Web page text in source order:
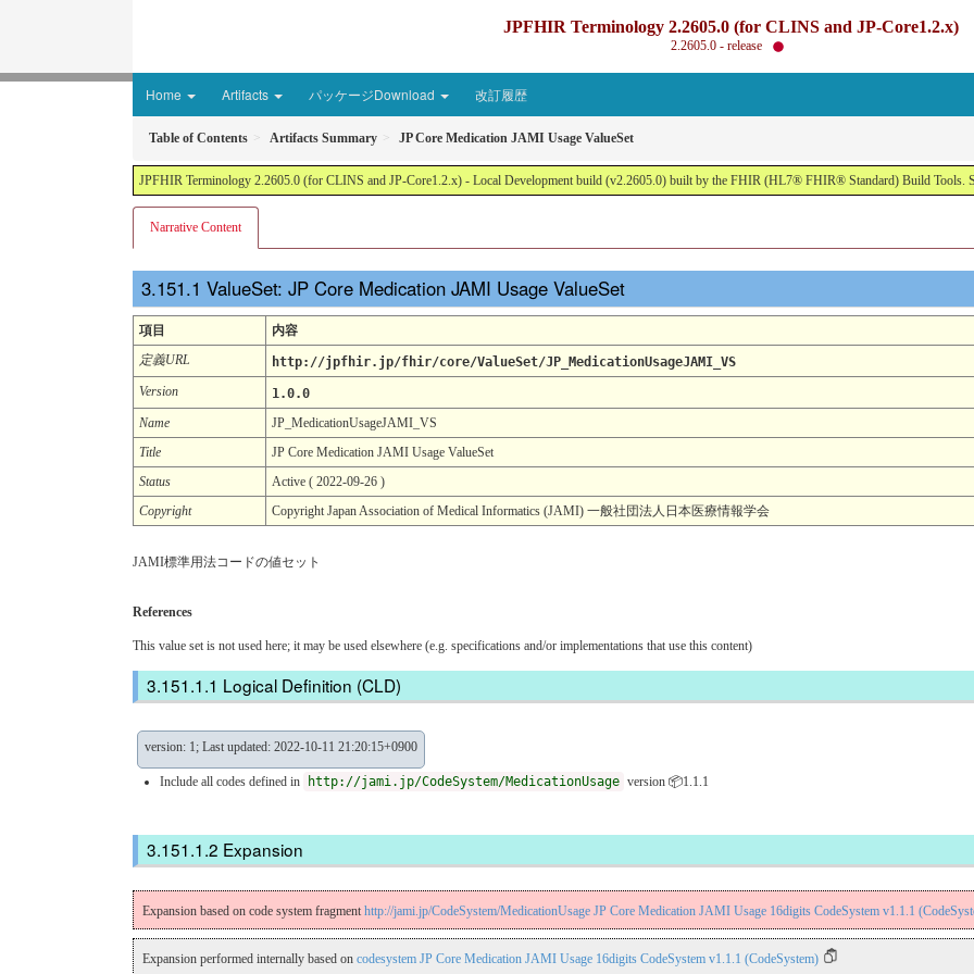
JPFHIR Terminology 2.2605.0 (for CLINS and JP-Core1.2.x)
2.2605.0 - release
Home Artifacts パッケージDownload 改訂履歴
Table of Contents Artifacts Summary JP Core Medication JAMI Usage ValueSet
JPFHIR Terminology 2.2605.0 (for CLINS and JP-Core1.2.x) - Local Development build (v2.2605.0) built by the FHIR (HL7® FHIR® Standard) Build Tools.
Narrative Content
ValueSet: JP Core Medication JAMI Usage ValueSet
項目
内容
定義URL
http://jpfhir.jp/fhir/core/ValueSet/JP_MedicationUsageJAMI_VS
Version
1.0.0
Name
JP_MedicationUsageJAMI_VS
Title
JP Core Medication JAMI Usage ValueSet
Status
Active ( 2022-09-26 )
Copyright
Copyright Japan Association of Medical Informatics (JAMI) 一般社団法人日本医療情報学会
JAMI標準用法コードの値セット
References
This value set is not used here; it may be used elsewhere (e.g. specifications and/or implementations that use this content)
Logical Definition (CLD)
version: 1; Last updated: 2022-10-11 21:20:15+0900
Include all codes defined in http://jami.jp/CodeSystem/MedicationUsage version 📦1.1.1
Expansion
Expansion based on code system fragment http://jami.jp/CodeSystem/MedicationUsage JP Core Medication JAMI Usage 16digits CodeSystem v1.1.1
Expansion performed internally based on codesystem JP Core Medication JAMI Usage 16digits CodeSystem v1.1.1 (CodeSystem)